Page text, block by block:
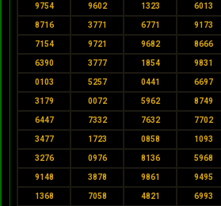
9754 9602 1323 6013
8716 3771 6771 9173
7154 9721 9682 8666
6390 3777 1854 9831
0103 5257 0441 6697
3179 0072 5962 8749
6447 7332 7632 7702
3477 1723 0858 1093
3276 0976 8136 5968
9148 3878 9861 9495
1368 7058 4821 6993